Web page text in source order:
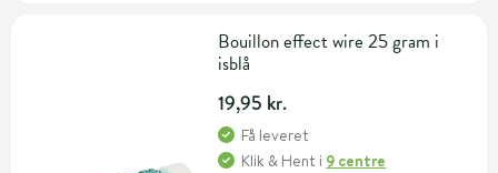
Bouillon effect wire 25 gram i
isblå
19,95 kr.
Få leveret
Klik & Hent i 9 centre